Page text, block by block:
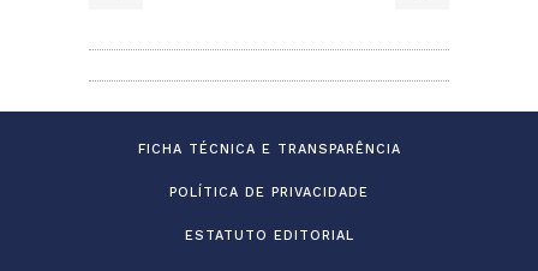
FICHA TÉCNICA E TRANSPARÊNCIA
POLÍTICA DE PRIVACIDADE
ESTATUTO EDITORIAL